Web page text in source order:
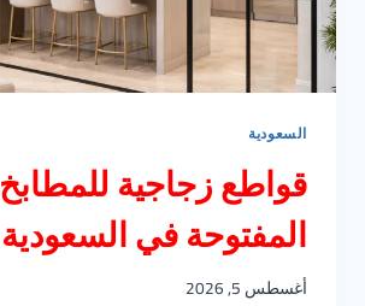
السعودية
قواطع زجاجية للمطابخ
المفتوحة في السعودية
أغسطس 5, 2026